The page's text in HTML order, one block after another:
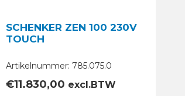
SCHENKER ZEN 100 230V
TOUCH
Artikelnummer: 785.075.0
€11.830,00 excl.BTW